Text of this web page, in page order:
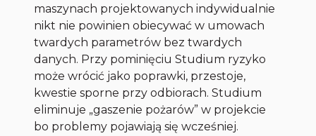
maszynach projektowanych indywidualnie
nikt nie powinien obiecywać w umowach
twardych parametrów bez twardych
danych. Przy pominięciu Studium ryzyko
może wrócić jako poprawki, przestoje,
kwestie sporne przy odbiorach. Studium
eliminuje „gaszenie pożarów” w projekcie
bo problemy pojawiają się wcześniej.